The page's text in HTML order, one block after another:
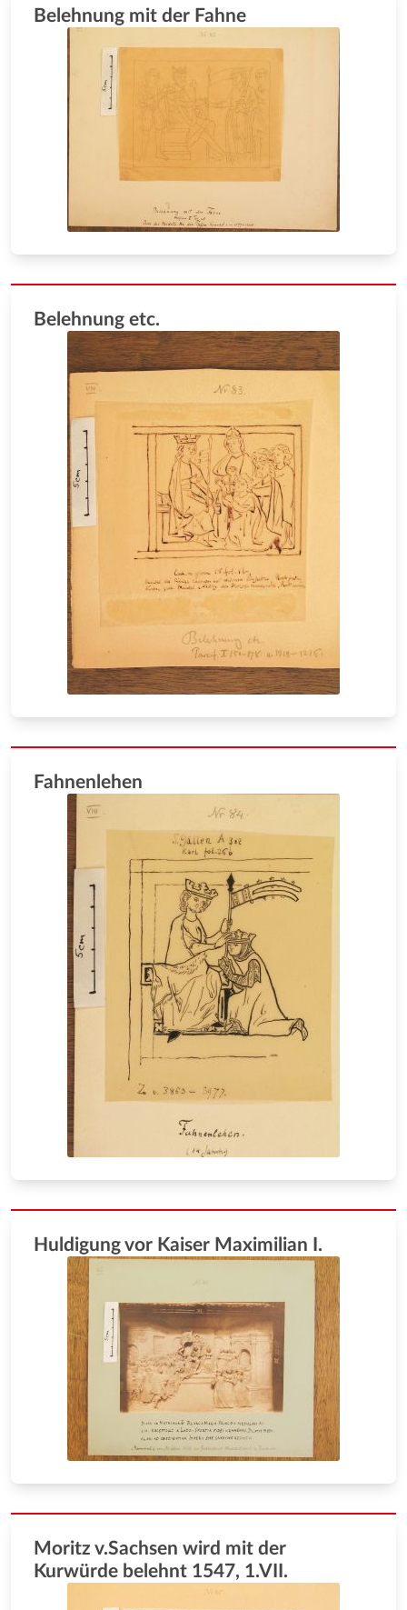
Belehnung mit der Fahne
Belehnung etc.
Fahnenlehen
Huldigung vor Kaiser Maximilian I.
Moritz v.Sachsen wird mit der
Kurwürde belehnt 1547, 1.VII.